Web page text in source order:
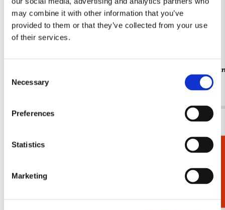
may combine it with other information that you’ve
provided to them or that they’ve collected from your use
of their services.
Selection
Necessary
Preferences
Statistics
Marketing
Bruna
Memo
Dick Bruna
Meer van Prentenboeken Cadeaukiezer